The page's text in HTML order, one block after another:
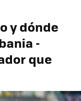
y dónde
-
que